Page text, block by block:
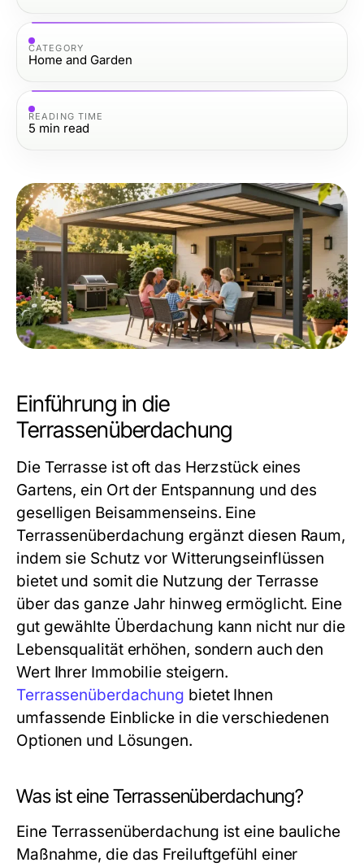
CATEGORY
Home and Garden
READING TIME
5 min read
Einführung in die
Terrassenüberdachung
Die Terrasse ist oft das Herzstück eines
Gartens, ein Ort der Entspannung und des
geselligen Beisammenseins. Eine
Terrassenüberdachung ergänzt diesen Raum,
indem sie Schutz vor Witterungseinflüssen
bietet und somit die Nutzung der Terrasse
über das ganze Jahr hinweg ermöglicht. Eine
gut gewählte Überdachung kann nicht nur die
Lebensqualität erhöhen, sondern auch den
Wert Ihrer Immobilie steigern.
Terrassenüberdachung bietet Ihnen
umfassende Einblicke in die verschiedenen
Optionen und Lösungen.
Was ist eine Terrassenüberdachung?
Eine Terrassenüberdachung ist eine bauliche
Maßnahme, die das Freiluftgefühl einer